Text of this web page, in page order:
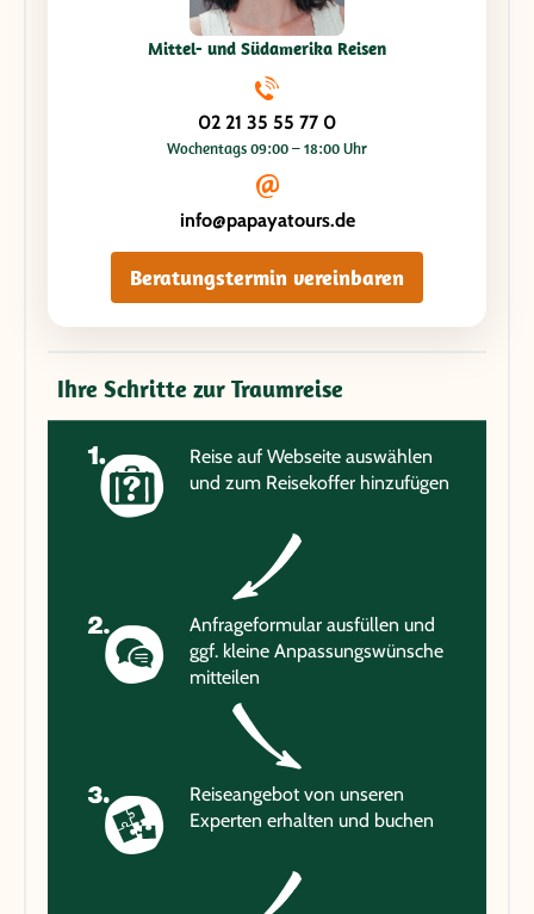
Mittel- und Südamerika Reisen
02 21 35 55 77 0
Wochentags 09:00 – 18:00 Uhr
info@papayatours.de
Beratungstermin vereinbaren
Ihre Schritte zur Traumreise
Reise auf Webseite auswählen
und zum Reisekoffer hinzufügen
Anfrageformular ausfüllen und
ggf. kleine Anpassungswünsche
mitteilen
Reiseangebot von unseren
Experten erhalten und buchen